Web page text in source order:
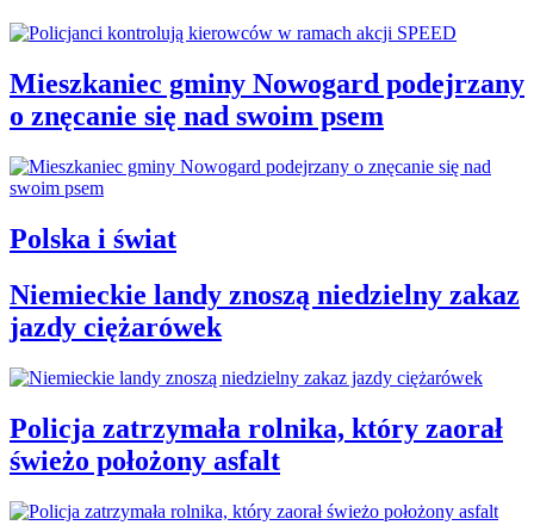
Mieszkaniec gminy Nowogard podejrzany
o znęcanie się nad swoim psem
Polska i świat
Niemieckie landy znoszą niedzielny zakaz
jazdy ciężarówek
Policja zatrzymała rolnika, który zaorał
świeżo położony asfalt